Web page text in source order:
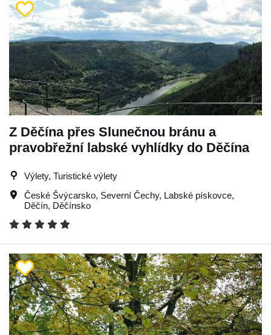
Z Děčína přes Slunečnou bránu a
pravobřežní labské vyhlídky do Děčína
Výlety, Turistické výlety
České Švýcarsko, Severní Čechy, Labské pískovce,
Děčín, Děčínsko